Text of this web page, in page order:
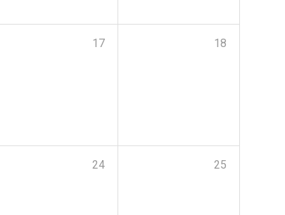
17 18
24 25